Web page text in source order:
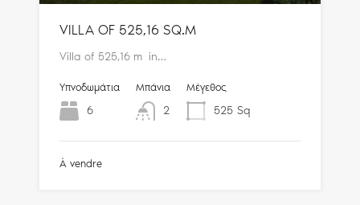
VILLA OF 525,16 SQ.M
Villa of 525,16 m in…
Υπνοδωμάτια
6
Μπάνια
2
Μέγεθος
525 Sq
À vendre